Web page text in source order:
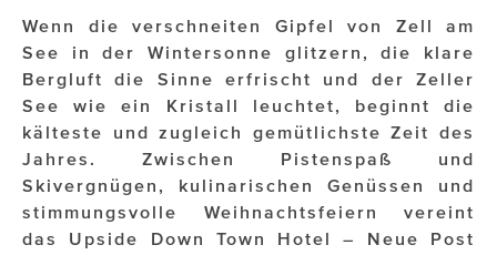
JUWELIER WAGNER
Magenta Telekom
Merz Aesthetics
NEVER AGE NUTRITION
Nina Kraft – Kraft Media Minds
Wenn die verschneiten Gipfel von Zell am
See in der Wintersonne glitzern, die klare
Bergluft die Sinne erfrischt und der Zeller
See wie ein Kristall leuchtet, beginnt die
kälteste und zugleich gemütlichste Zeit des
Jahres. Zwischen Pistenspaß und
Skivergnügen, kulinarischen Genüssen und
stimmungsvolle Weihnachtsfeiern vereint
das Upside Down Town Hotel – Neue Post